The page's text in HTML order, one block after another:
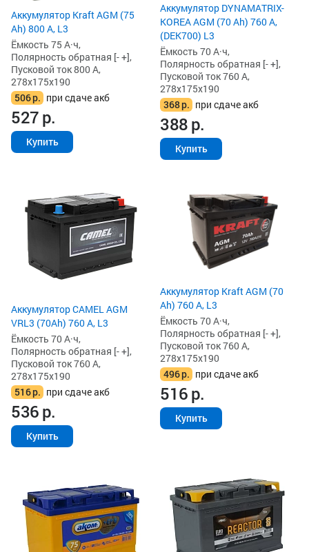
Аккумулятор Kraft AGM (75
Ah) 800 А, L3
Ёмкость 75 А·ч,
Полярность обратная [- +],
Пусковой ток 800 А,
278x175x190
506р. при сдаче акб
527р.
Купить
Аккумулятор DYNAMATRIX-
KOREA AGM (70 Ah) 760 А,
(DEK700) L3
Ёмкость 70 А·ч,
Полярность обратная [- +],
Пусковой ток 760 А,
278x175x190
368р. при сдаче акб
388р.
Купить
Аккумулятор CAMEL AGM
VRL3 (70Ah) 760 А, L3
Ёмкость 70 А·ч,
Полярность обратная [- +],
Пусковой ток 760 А,
278x175x190
516р. при сдаче акб
536р.
Купить
Аккумулятор Kraft AGM (70
Ah) 760 А, L3
Ёмкость 70 А·ч,
Полярность обратная [- +],
Пусковой ток 760 А,
278x175x190
496р. при сдаче акб
516р.
Купить